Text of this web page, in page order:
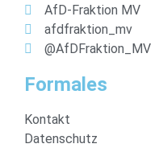
AfD-Fraktion MV
afdfraktion_mv
@AfDFraktion_MV
Formales
Kontakt
Datenschutz